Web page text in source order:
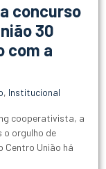
concurso
30
com a
, Institucional
cooperativista, a
o orgulho de
Centro União há